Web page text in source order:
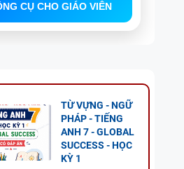
CỤ CHO GIÁO VIÊN
TỪ VỰNG - NGỮ
PHÁP - TIẾNG
ANH 7 - GLOBAL
SUCCESS - HỌC
KỲ 1